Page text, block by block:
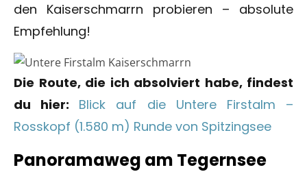
den Kaiserschmarrn probieren – absolute
Empfehlung!
Die Route, die ich absolviert habe, findest
du hier: Blick auf die Untere Firstalm –
Rosskopf (1.580 m) Runde von Spitzingsee
Panoramaweg am Tegernsee